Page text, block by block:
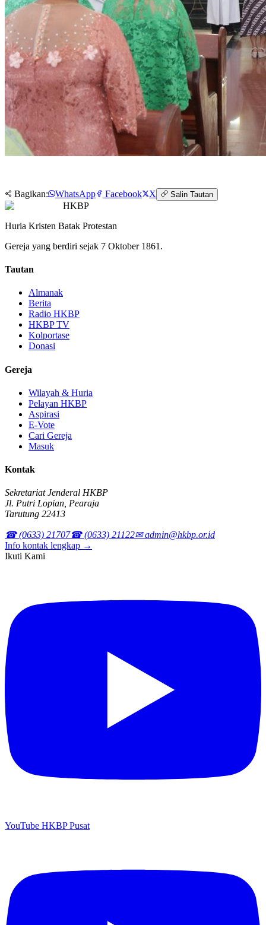
Bagikan: WhatsApp Facebook X Salin Tautan
HKBP
Huria Kristen Batak Protestan
Gereja yang berdiri sejak 7 Oktober 1861.
Tautan
Almanak
Berita
Radio HKBP
HKBP TV
Kolportase
Donasi
Gereja
Wilayah & Huria
Pelayan HKBP
Aspirasi
E-Vote
Cari Gereja
Masuk
Kontak
Sekretariat Jenderal HKBP
Jl. Putri Lopian, Pearaja
Tarutung 22413
☎ (0633) 21707☎ (0633) 21122✉ admin@hkbp.or.id
Info kontak lengkap →
Ikuti Kami
YouTube HKBP Pusat